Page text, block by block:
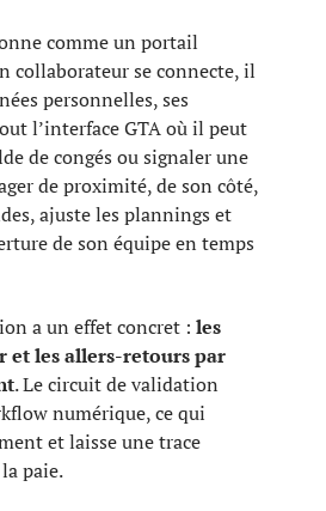
comme un portail
collaborateur se connecte, il
personnelles, ses
l’interface GTA où il peut
de congés ou signaler une
de proximité, de son côté,
ajuste les plannings et
de son équipe en temps
a un effet concret : les
et les allers-retours par
. Le circuit de validation
numérique, ce qui
et laisse une trace
paie.